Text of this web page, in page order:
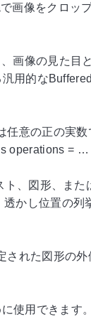
画像をクロッ
画像の見た目
用的な
意の正の実数
operations = …
、図形、また
かし位置の列
れた図形の外
使用できます